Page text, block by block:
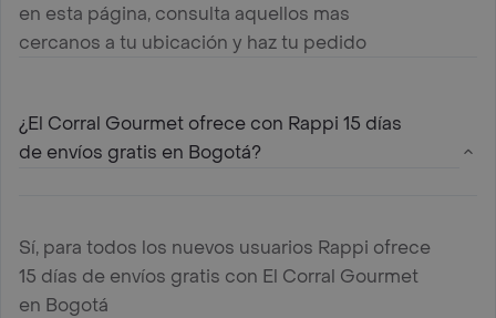
en esta página, consulta aquellos mas
cercanos a tu ubicación y haz tu pedido
¿El Corral Gourmet ofrece con Rappi 15 días
de envíos gratis en Bogotá?
Sí, para todos los nuevos usuarios Rappi ofrece
15 días de envíos gratis con El Corral Gourmet
en Bogotá